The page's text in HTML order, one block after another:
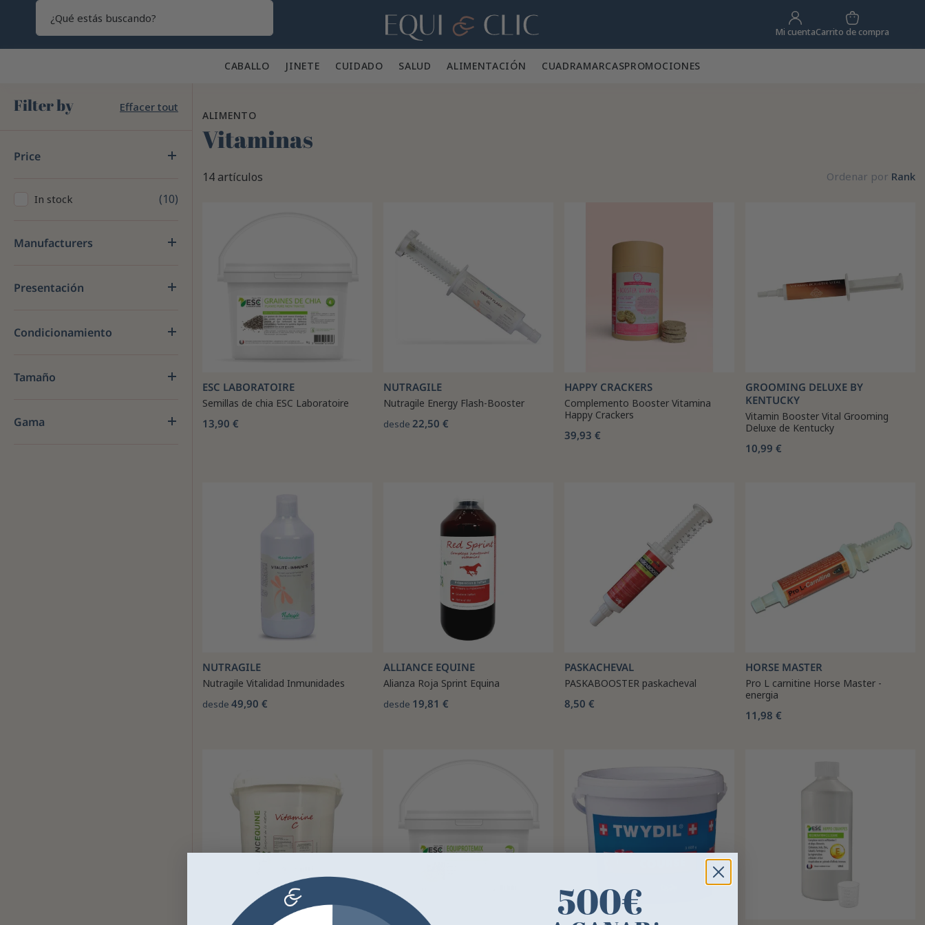
Hogar Mi cuentaCarrito de compra
CABALLO 🐎 JINETE 👕 CUIDADO 🪮 SALUD ✨ALIMENTACIÓN 🥕 CUADRAMARCASPROMOCIONES
Filter by Effacer tout
Price
In stock 10
Manufacturers
Presentación
Condicionamiento
Tamaño
Gama
ALIMENTO
Vitaminas
14 artículos Ordenar por Rank
ESC LABORATOIRE
Semillas de chia ESC Laboratoire
13,90 €
NUTRAGILE
Nutragile Energy Flash-Booster
desde 22,50 €
HAPPY CRACKERS
Complemento Booster Vitamina
Happy Crackers
39,93 €
GROOMING DELUXE BY
KENTUCKY
Vitamin Booster Vital Grooming
Deluxe de Kentucky
10,99 €
NUTRAGILE
Nutragile Vitalidad Inmunidades
desde 49,90 €
ALLIANCE EQUINE
Alianza Roja Sprint Equina
desde 19,81 €
PASKACHEVAL
PASKABOOSTER paskacheval
8,50 €
HORSE MASTER
Pro L carnitine Horse Master -
energia
11,98 €
500€